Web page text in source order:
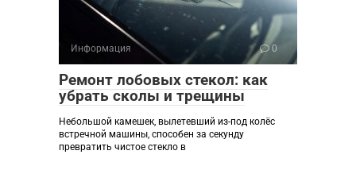
Информация 0
Ремонт лобовых стекол: как
убрать сколы и трещины
Небольшой камешек, вылетевший из-под колёс
встречной машины, способен за секунду
превратить чистое стекло в